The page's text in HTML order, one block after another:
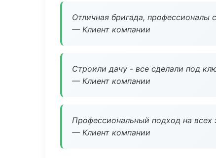
Отличная бригада, профессионалы
— Клиент компании
Строили дачу - все сделали под
— Клиент компании
Профессиональный подход на
— Клиент компании